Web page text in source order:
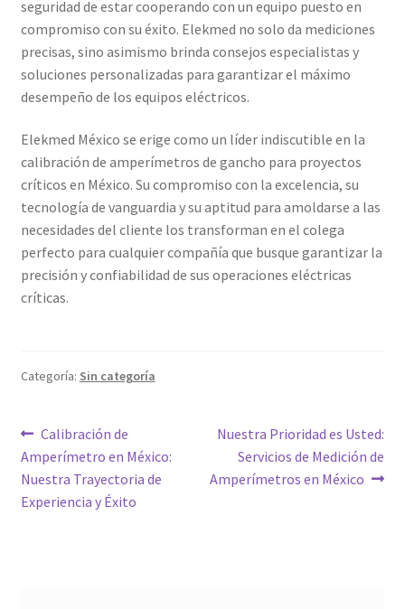
seguridad de estar cooperando con un equipo puesto en
compromiso con su éxito. Elekmed no solo da mediciones
precisas, sino asimismo brinda consejos especialistas y
soluciones personalizadas para garantizar el máximo
desempeño de los equipos eléctricos.
Elekmed México se erige como un líder indiscutible en la
calibración de amperímetros de gancho para proyectos
críticos en México. Su compromiso con la excelencia, su
tecnología de vanguardia y su aptitud para amoldarse a las
necesidades del cliente los transforman en el colega
perfecto para cualquier compañía que busque garantizar la
precisión y confiabilidad de sus operaciones eléctricas
críticas.
Categoría: Sin categoría
Navegación
de
entradas
Entrada
anterior:
Calibración de
Amperímetro en México:
Nuestra Trayectoria de
Experiencia y Éxito
Siguiente
entrada:
Nuestra Prioridad es Usted:
Servicios de Medición de
Amperímetros en México